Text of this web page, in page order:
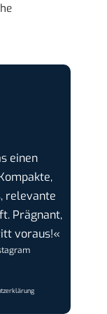
einen
relevante
Prägnant,
voraus!«